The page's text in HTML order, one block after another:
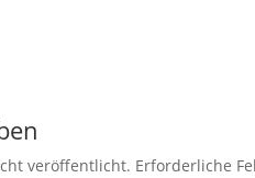
veröffentlicht. Erforderliche